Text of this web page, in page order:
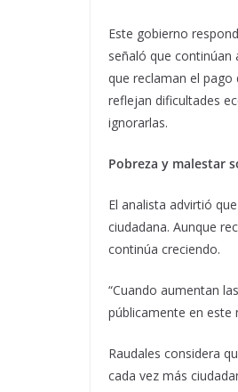
Este gobierno
señaló que continúan
que reclaman el pago
reflejan dificultades
ignorarlas.
Pobreza y malestar
El analista advirtió
ciudadana. Aunque
continúa creciendo.
“Cuando aumentan
públicamente en este
Raudales considera
cada vez más